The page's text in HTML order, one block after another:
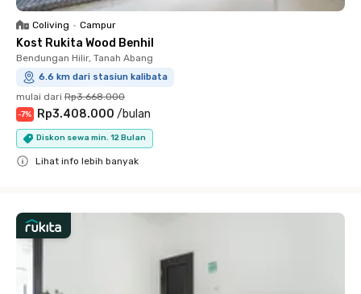
Coliving • Campur
Kost Rukita Wood Benhil
Bendungan Hilir, Tanah Abang
6.6 km dari stasiun kalibata
mulai dari Rp3.668.000
-7% Rp3.408.000 /bulan
Diskon sewa min. 12 Bulan
Lihat info lebih banyak